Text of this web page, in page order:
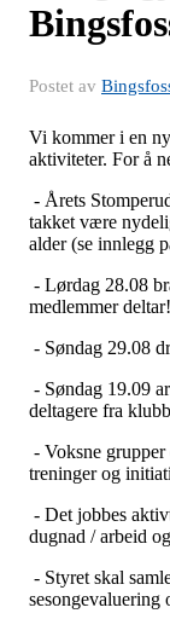
Postet av
Vi kommer i en
aktiviteter. For å
- Årets
takket være
alder (se innlegg
- Lørdag 28.08
medlemmer deltar!
- Søndag 29.08
- Søndag 19.09
deltagere fra
- Voksne
treninger og
- Det jobbes
dugnad / arbeid
- Styret skal
sesongevaluering